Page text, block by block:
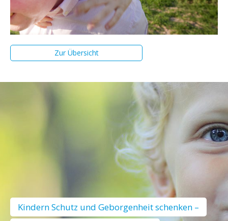
Zur Übersicht
Kindern Schutz und Geborgenheit schenken –